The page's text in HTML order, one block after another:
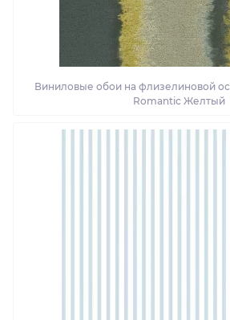
Виниловые обои на флизелиновой
Romantic Желтый